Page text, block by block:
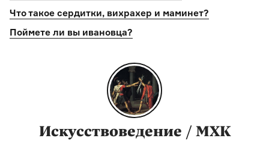
Что такое сердитки, вихрахер и маминет?
Поймете ли вы ивановца?
Искусствоведение / МХК